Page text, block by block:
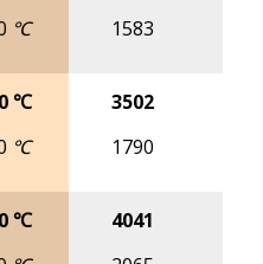
℃
1583
℃
℃
3502
1790
℃
4041